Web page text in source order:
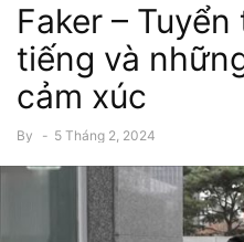
Faker –
tiếng và
cảm xúc
By - 5 Tháng 2, 2024